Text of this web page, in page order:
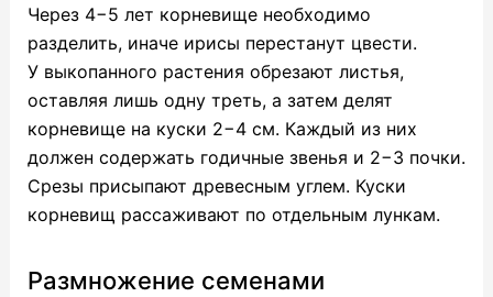
Через 4−5 лет корневище необходимо
разделить, иначе ирисы перестанут цвести.
У выкопанного растения обрезают листья,
оставляя лишь одну треть, а затем делят
корневище на куски 2−4 см. Каждый из них
должен содержать годичные звенья и 2−3 почки.
Срезы присыпают древесным углем. Куски
корневищ рассаживают по отдельным лункам.
Размножение семенами